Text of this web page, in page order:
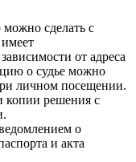
сделать с
от адреса
о судье можно
личном посещении.
копии решения с
о
и акта